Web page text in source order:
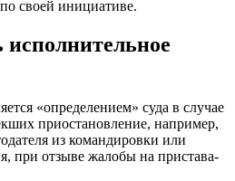
своей инициативе.
исполнительное
«определением» суда в случае
приостановление, например,
из командировки или
при отзыве жалобы на пристава-